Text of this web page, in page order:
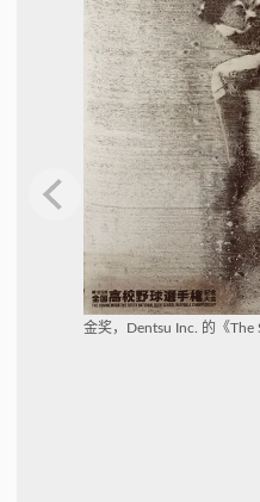
金奖，Dentsu Inc. 的《The